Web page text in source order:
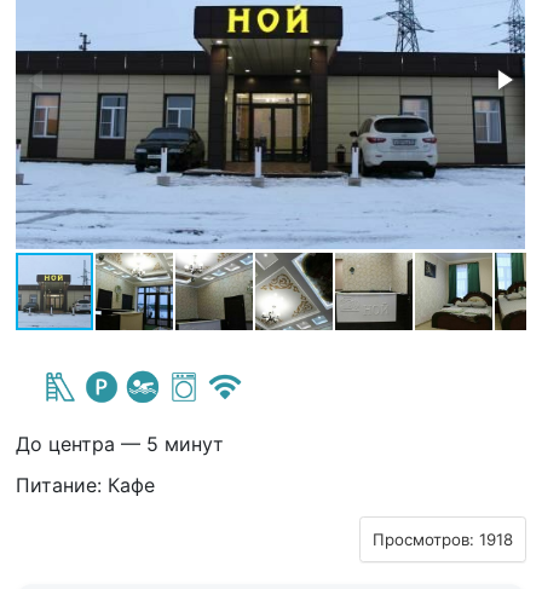
До центра — 5 минут
Питание: Кафе
Просмотров: 1918